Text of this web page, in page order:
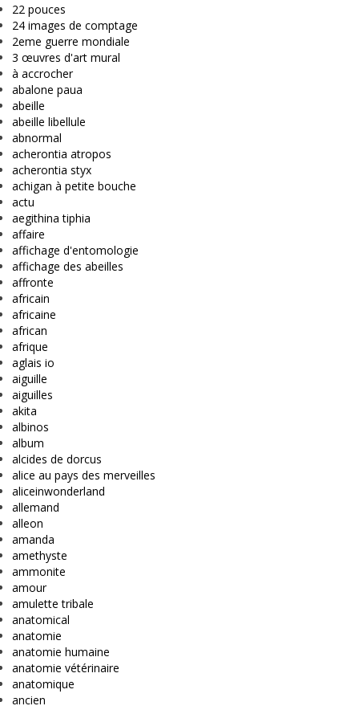
22 pouces
24 images de comptage
2eme guerre mondiale
3 œuvres d'art mural
à accrocher
abalone paua
abeille
abeille libellule
abnormal
acherontia atropos
acherontia styx
achigan à petite bouche
actu
aegithina tiphia
affaire
affichage d'entomologie
affichage des abeilles
affronte
africain
africaine
african
afrique
aglais io
aiguille
aiguilles
akita
albinos
album
alcides de dorcus
alice au pays des merveilles
aliceinwonderland
allemand
alleon
amanda
amethyste
ammonite
amour
amulette tribale
anatomical
anatomie
anatomie humaine
anatomie vétérinaire
anatomique
ancien